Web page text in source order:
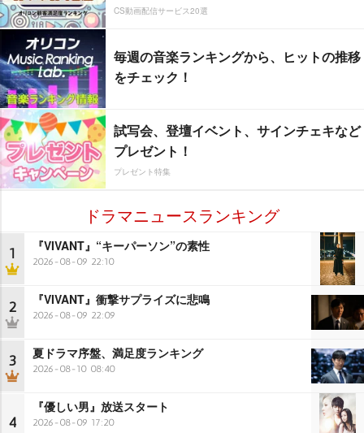
CS動画配信サービス20選
毎週の音楽ランキングから、ヒットの推移
をチェック！
試写会、登壇イベント、サインチェキなど
プレゼント！
プレゼント特集
ドラマニュースランキング
1 『VIVANT』“キーパーソン”の素性
2026-08-09 22:10
2 『VIVANT』衝撃サプライズに悲鳴
2026-08-09 22:09
3 夏ドラマ序盤、満足度ランキング
2026-08-10 08:40
4
『優しい男』放送スタート
2026-08-09 17:20